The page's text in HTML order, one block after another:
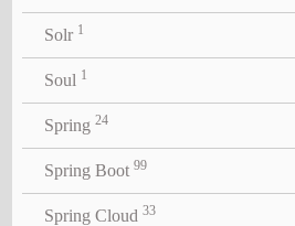
Solr 1
Soul 1
Spring 24
Spring Boot 99
Spring Cloud 33